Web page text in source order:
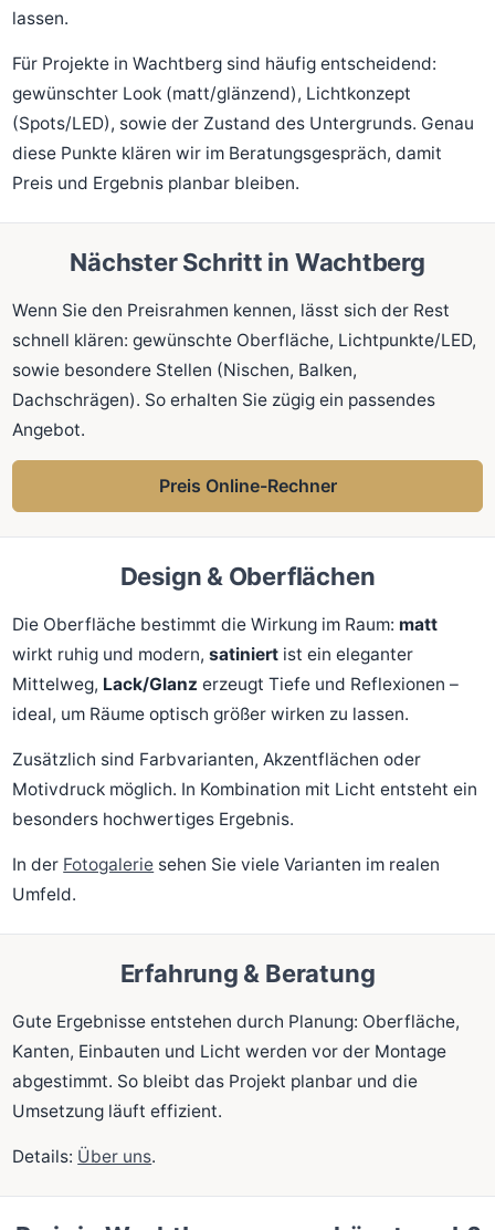
lassen.
Für Projekte in Wachtberg sind häufig entscheidend:
gewünschter Look (matt/glänzend), Lichtkonzept
(Spots/LED), sowie der Zustand des Untergrunds. Genau
diese Punkte klären wir im Beratungsgespräch, damit
Preis und Ergebnis planbar bleiben.
Nächster Schritt in Wachtberg
Wenn Sie den Preisrahmen kennen, lässt sich der Rest
schnell klären: gewünschte Oberfläche, Lichtpunkte/LED,
sowie besondere Stellen (Nischen, Balken,
Dachschrägen). So erhalten Sie zügig ein passendes
Angebot.
Preis Online-Rechner
Design & Oberflächen
Die Oberfläche bestimmt die Wirkung im Raum: matt
wirkt ruhig und modern,satiniert ist ein eleganter
Mittelweg, Lack/Glanz erzeugt Tiefe und Reflexionen –
ideal, um Räume optisch größer wirken zu lassen.
Zusätzlich sind Farbvarianten, Akzentflächen oder
Motivdruck möglich. In Kombination mit Licht entsteht ein
besonders hochwertiges Ergebnis.
In der Fotogalerie sehen Sie viele Varianten im realen
Umfeld.
Erfahrung & Beratung
Gute Ergebnisse entstehen durch Planung: Oberfläche,
Kanten, Einbauten und Licht werden vor der Montage
abgestimmt. So bleibt das Projekt planbar und die
Umsetzung läuft effizient.
Details: Über uns.